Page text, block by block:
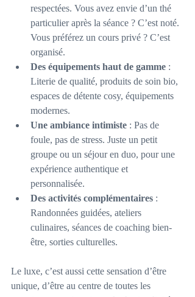
respectées. Vous avez envie d’un thé
particulier après la séance ? C’est noté.
Vous préférez un cours privé ? C’est
organisé.
Des équipements haut de gamme :
Literie de qualité, produits de soin bio,
espaces de détente cosy, équipements
modernes.
Une ambiance intimiste : Pas de
foule, pas de stress. Juste un petit
groupe ou un séjour en duo, pour une
expérience authentique et
personnalisée.
Des activités complémentaires :
Randonnées guidées, ateliers
culinaires, séances de coaching bien-
être, sorties culturelles.
Le luxe, c’est aussi cette sensation d’être
unique, d’être au centre de toutes les